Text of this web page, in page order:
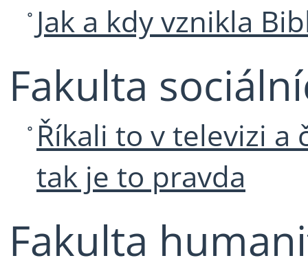
Jak a kdy vznikla
Fakulta
Říkali to v televizi a
tak je to pravda
Fakulta